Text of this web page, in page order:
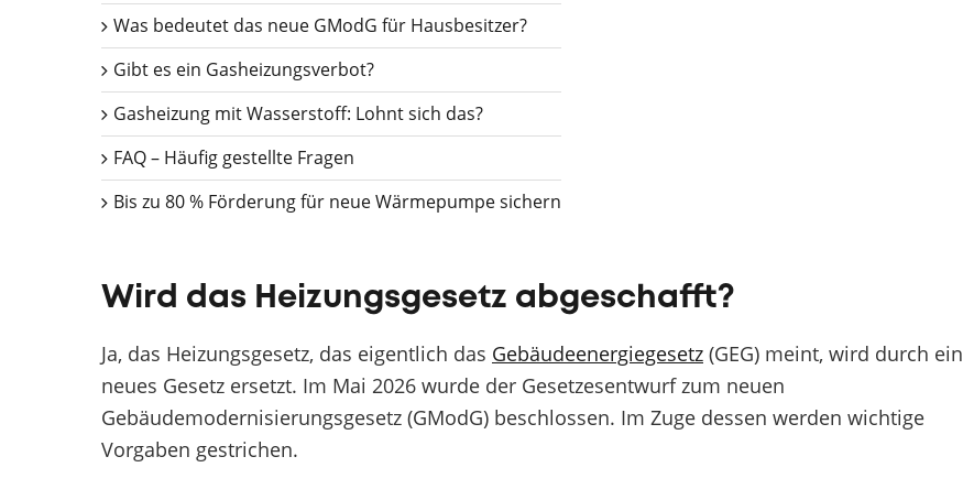
Was bedeutet das neue GModG für Hausbesitzer?
Gibt es ein Gasheizungsverbot?
Gasheizung mit Wasserstoff: Lohnt sich das?
FAQ – Häufig gestellte Fragen
Bis zu 80 % Förderung für neue Wärmepumpe sichern
Wird das Heizungsgesetz abgeschafft?
Ja, das Heizungsgesetz, das eigentlich das Gebäudeenergiegesetz (GEG) meint, wird durch ein
neues Gesetz ersetzt. Im Mai 2026 wurde der Gesetzesentwurf zum neuen
Gebäudemodernisierungsgesetz (GModG) beschlossen. Im Zuge dessen werden wichtige
Vorgaben gestrichen.